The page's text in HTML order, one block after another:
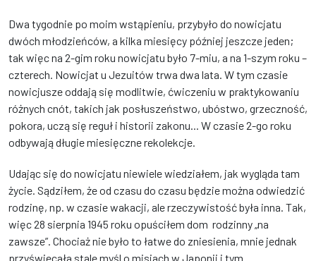
Dwa tygodnie po moim wstąpieniu, przybyło do nowicjatu
dwóch młodzieńców, a kilka miesięcy później jeszcze jeden;
tak więc na 2-gim roku nowicjatu było 7-miu, a na 1-szym roku –
czterech. Nowicjat u Jezuitów trwa dwa lata. W tym czasie
nowicjusze oddają się modlitwie, ćwiczeniu w praktykowaniu
różnych cnót, takich jak posłuszeństwo, ubóstwo, grzeczność,
pokora, uczą się reguł i historii zakonu... W czasie 2-go roku
odbywają długie miesięczne rekolekcje.
Udając się do nowicjatu niewiele wiedziałem, jak wygląda tam
życie. Sądziłem, że od czasu do czasu będzie można odwiedzić
rodzinę, np. w czasie wakacji, ale rzeczywistość była inna. Tak,
więc 28 sierpnia 1945 roku opuściłem dom rodzinny „na
zawsze”. Chociaż nie było to łatwe do zniesienia, mnie jednak
przyświecała stale myśl o misjach w Japonii i tym